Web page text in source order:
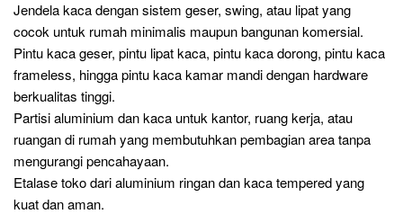
Jendela kaca dengan sistem geser, swing, atau lipat yang
cocok untuk rumah minimalis maupun bangunan komersial.
Pintu kaca geser, pintu lipat kaca, pintu kaca dorong, pintu kaca
frameless, hingga pintu kaca kamar mandi dengan hardware
berkualitas tinggi.
Partisi aluminium dan kaca untuk kantor, ruang kerja, atau
ruangan di rumah yang membutuhkan pembagian area tanpa
mengurangi pencahayaan.
Etalase toko dari aluminium ringan dan kaca tempered yang
kuat dan aman.